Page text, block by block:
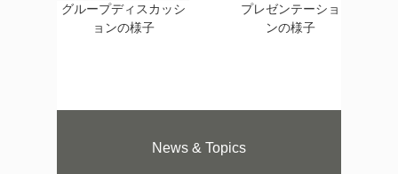
グループディスカッシ
ョンの様子
プレゼンテーショ
ンの様子
News & Topics